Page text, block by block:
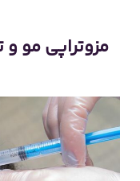
مزوتراپی مو و